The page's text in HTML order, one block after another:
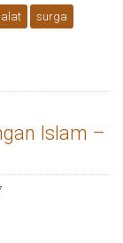
surga
Islam –